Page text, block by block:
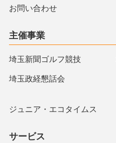
お問い合わせ
主催事業
埼玉新聞ゴルフ競技
埼玉政経懇話会
ジュニア・エコタイムス
サービス